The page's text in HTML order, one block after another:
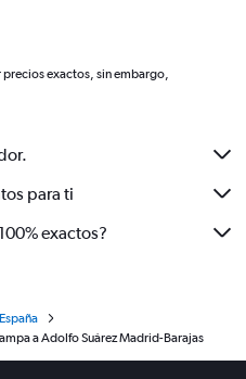
exactos, sin embargo,
para ti
exactos?
España
a Adolfo Suárez Madrid-Barajas